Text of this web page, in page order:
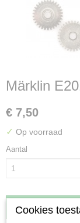
Märklin
€ 7,50
✓ Op voorraad
Aantal
IN
Cookies